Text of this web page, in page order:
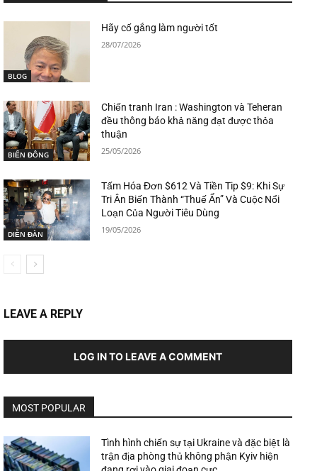
BLOG
Hãy cố gắng làm người tốt
28/07/2026
BIỂN ĐÔNG
Chiến tranh Iran : Washington và Teheran
đều thông báo khả năng đạt được thỏa
thuận
25/05/2026
DIỄN ĐÀN
Tấm Hóa Đơn $612 Và Tiền Tip $9: Khi Sự
Tri Ân Biến Thành “Thuế Ẩn” Và Cuộc Nổi
Loạn Của Người Tiêu Dùng
19/05/2026
LEAVE A REPLY
LOG IN TO LEAVE A COMMENT
MOST POPULAR
Tình hình chiến sự tại Ukraine và đặc biệt là
trận địa phòng thủ không phận Kyiv hiện